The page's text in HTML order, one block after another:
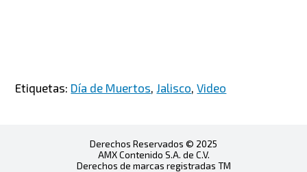
Etiquetas: Día de Muertos Jalisco ,Video
Derechos Reservados © 2025
AMX Contenido S.A. de C.V.
Derechos de marcas registradas TM